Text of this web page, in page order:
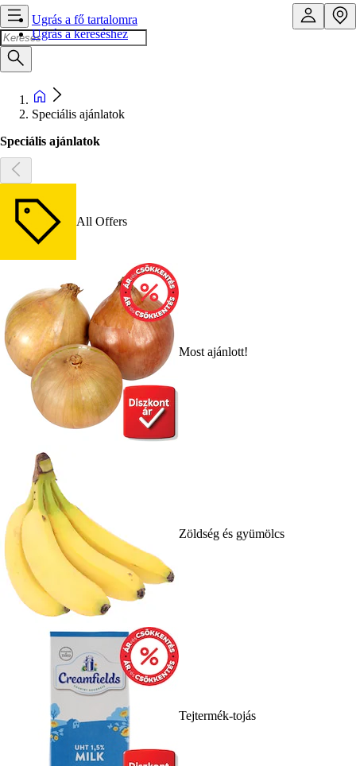
Ugrás a fő tartalomra
Ugrás a kereséshez
Speciális ajánlatok
Speciális ajánlatok
All Offers
Most ajánlott!
Zöldség és gyümölcs
Tejtermék-tojás